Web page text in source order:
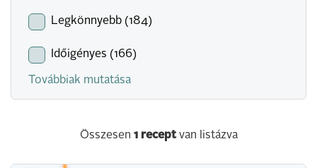
Legkönnyebb (184)
Időigényes (166)
Továbbiak mutatása
Összesen 1 receptvan listázva